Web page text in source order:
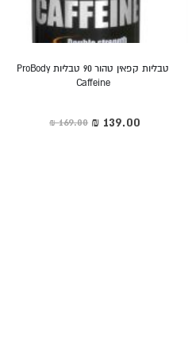
טבליות קפאין טהור 90 טבליות ProBody
Caffeine
מחיר
מיוחד